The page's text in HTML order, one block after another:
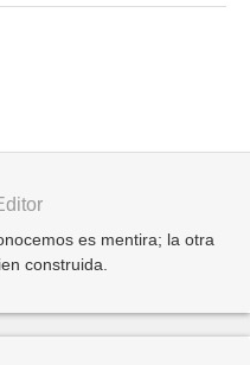
es mentira; la otra
construida.